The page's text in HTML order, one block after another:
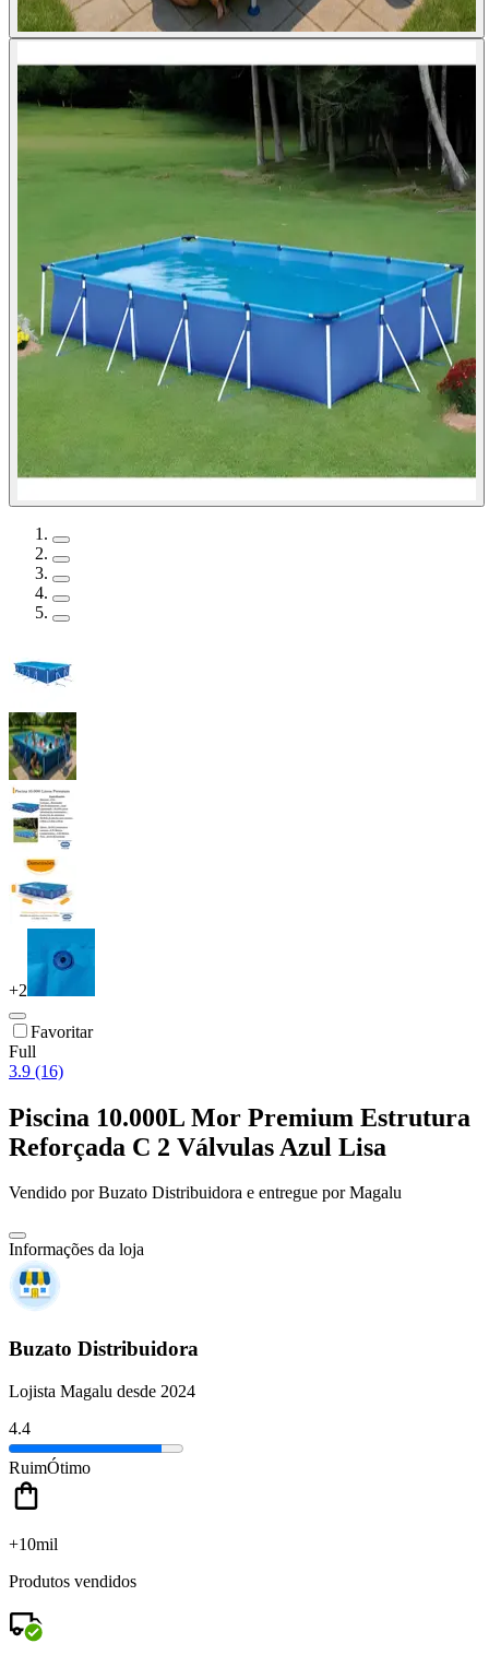
+2
Favoritar
Full
3.9 (16)
Piscina 10.000L Mor Premium Estrutura
Reforçada C 2 Válvulas Azul Lisa
Vendido porBuzato Distribuidora e entregue por Magalu
Informações da loja
Buzato Distribuidora
Lojista Magalu desde 2024
4.4
RuimÓtimo
+10mil
Produtos vendidos